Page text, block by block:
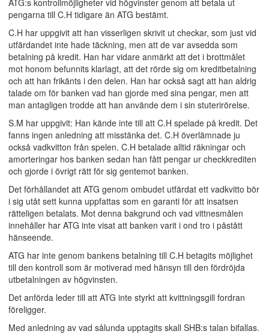
ATG:s kontrollmöjligheter vid högvinster genom att betala ut
pengarna till C.H tidigare än ATG bestämt.
C.H har uppgivit att han visserligen skrivit ut checkar, som just vid
utfärdandet inte hade täckning, men att de var avsedda som
betalning på kredit. Han har vidare anmärkt att det i brottmålet
mot honom befunnits klarlagt, att det rörde sig om kreditbetalning
och att han frikänts i den delen. Han har också sagt att han aldrig
talade om för banken vad han gjorde med sina pengar, men att
man antagligen trodde att han använde dem i sin stuterirörelse.
S.M har uppgivit: Han kände inte till att C.H spelade på kredit. Det
fanns ingen anledning att misstänka det. C.H överlämnade ju
också vadkvitton från spelen. C.H betalade alltid räkningar och
amorteringar hos banken sedan han fått pengar ur checkkrediten
och gjorde i övrigt rätt för sig gentemot banken.
Det förhållandet att ATG genom ombudet utfärdat ett vadkvitto bör
i sig utåt sett kunna uppfattas som en garanti för att insatsen
rätteligen betalats. Mot denna bakgrund och vad vittnesmålen
innehåller har ATG inte visat att banken varit i ond tro i påstått
hänseende.
ATG har inte genom bankens betalning till C.H betagits möjlighet
till den kontroll som är motiverad med hänsyn till den fördröjda
utbetalningen av högvinsten.
Det anförda leder till att ATG inte styrkt att kvittningsgill fordran
föreligger.
Med anledning av vad sålunda upptagits skall SHB:s talan bifallas.